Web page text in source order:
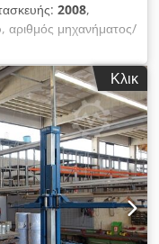
2008,
, αριθμός μηχανήματος/
τροχών
κιβώτιο ταχυτήτων
30.000 kg
και ελεγχθεί.
κατόπιν
Κλικ